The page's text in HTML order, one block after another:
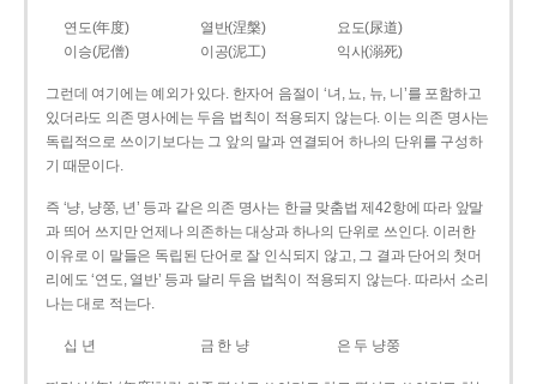
연도(年度) 열반(涅槃)
요도(尿道)
이승(尼僧)
이공(泥工) 익사(溺死)
그런데 여기에는 예외가 있다. 한자어 음절이 ‘녀, 뇨, 뉴, 니’를 포함하고
있더라도 의존 명사에는 두음 법칙이 적용되지 않는다. 이는 의존 명사는
독립적으로 쓰이기보다는 그 앞의 말과 연결되어 하나의 단위를 구성하
기 때문이다.
즉 ‘냥, 냥쭝, 년’ 등과 같은 의존 명사는 한글 맞춤법 제42항에 따라 앞말
과 띄어 쓰지만 언제나 의존하는 대상과 하나의 단위로 쓰인다. 이러한
이유로 이 말들은 독립된 단어로 잘 인식되지 않고, 그 결과 단어의 첫머
리에도 ‘연도, 열반’ 등과 달리 두음 법칙이 적용되지 않는다. 따라서 소리
나는 대로 적는다.
십 년 금 한 냥 은 두 냥쭝